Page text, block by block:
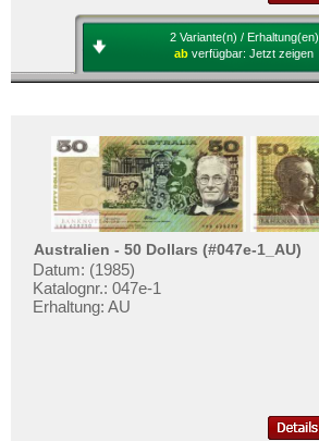
2 Variante(n) / Erhaltung(en)
ab verfügbar: Jetzt zeigen
Australien - 50 Dollars (#047e-1_AU)
Datum: (1985)
Katalognr.: 047e-1
Erhaltung: AU